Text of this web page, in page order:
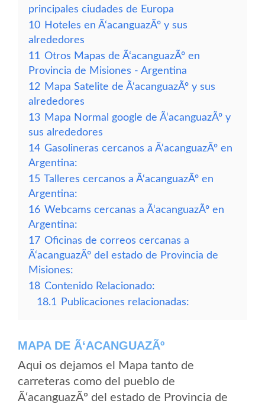
principales ciudades de Europa
10 Hoteles en Ã‘acanguazÃº y sus
alrededores
11 Otros Mapas de Ã‘acanguazÃº en
Provincia de Misiones - Argentina
12 Mapa Satelite de Ã‘acanguazÃº y sus
alrededores
13 Mapa Normal google de Ã‘acanguazÃº y
sus alrededores
14 Gasolineras cercanos a Ã‘acanguazÃº en
Argentina:
15 Talleres cercanos a Ã‘acanguazÃº en
Argentina:
16 Webcams cercanas a Ã‘acanguazÃº en
Argentina:
17 Oficinas de correos cercanas a
Ã‘acanguazÃº del estado de Provincia de
Misiones:
18 Contenido Relacionado:
18.1
Publicaciones relacionadas:
MAPA DE Ã‘ACANGUAZÃº
Aqui os dejamos el Mapa tanto de
carreteras como del pueblo de
Ã‘acanguazÃº del estado de Provincia de